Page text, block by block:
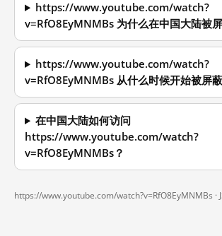
https://www.youtube.com/watch?
v=RfO8EyMNMBs 为什么在中国大陆被
https://www.youtube.com/watch?
v=RfO8EyMNMBs 从什么时候开始被屏
在中国大陆如何访问
https://www.youtube.com/watch?
v=RfO8EyMNMBs？
https://www.youtube.com/watch?v=RfO8EyMNMBs ·